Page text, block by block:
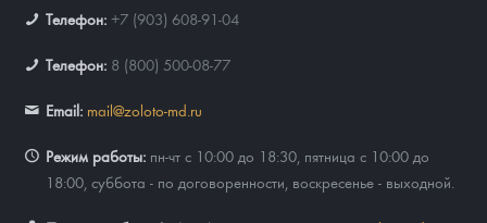
Телефон: +7 (903) 608-91-04
Телефон: 8 (800) 500-08-77
Email: mail@zoloto-md.ru
Режим работы: пн-чт с 10:00 до 18:30, пятница с 10:00 до
18:00, суббота - по договоренности, воскресенье - выходной.